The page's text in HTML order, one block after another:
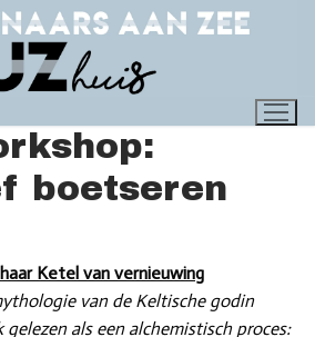
boetseren
Ketel van vernieuwing
van de Keltische godin
als een alchemistisch proces: